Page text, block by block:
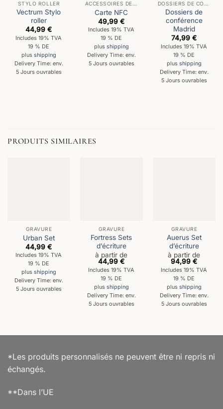
STYLO ROLLER
Vectrum Stylo
roller
44,99€
Includes 19% TVA
19 % DE
plus shipping
Delivery Time: env.
5 Jours ouvrables
ACCESSOIRES DE BUREAU
Carte NFC
49,99€
Includes 19% TVA
19 % DE
plus shipping
Delivery Time: env.
5 Jours ouvrables
DOSSIERS DE CONFÉRENCE
Dossiers de
conférence
Madrid
74,99€
Includes 19% TVA
19 % DE
plus shipping
Delivery Time: env.
5 Jours ouvrables
PRODUITS SIMILAIRES
GRAVURE
Urban Set
44,99€
Includes 19% TVA
19 % DE
plus shipping
Delivery Time: env.
5 Jours ouvrables
GRAVURE
Fortress Sets
d’écriture
à partir de
44,99€
Includes 19% TVA
19 % DE
plus shipping
Delivery Time: env.
5 Jours ouvrables
GRAVURE
Auerus Set
d’écriture
à partir de
94,99€
Includes 19% TVA
19 % DE
plus shipping
Delivery Time: env.
5 Jours ouvrables
*Les produits personnalisés ne peuvent être ni repris ni
échangés.
**Dans l’UE